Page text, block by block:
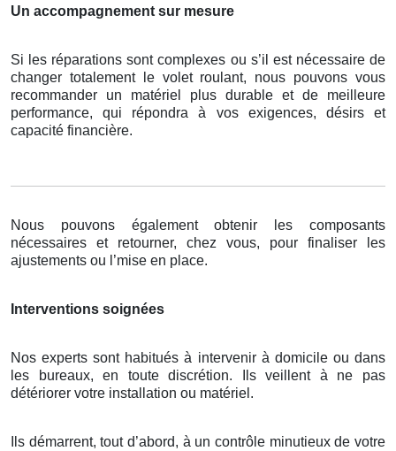
Un accompagnement sur mesure
Si les réparations sont complexes ou s’il est nécessaire de
changer totalement le volet roulant, nous pouvons vous
recommander un matériel plus durable et de meilleure
performance, qui répondra à vos exigences, désirs et
capacité financière.
Nous pouvons également obtenir les composants
nécessaires et retourner, chez vous, pour finaliser les
ajustements ou l’mise en place.
Interventions soignées
Nos experts sont habitués à intervenir à domicile ou dans
les bureaux, en toute discrétion. Ils veillent à ne pas
détériorer votre installation ou matériel.
Ils démarrent, tout d’abord, à un contrôle minutieux de votre